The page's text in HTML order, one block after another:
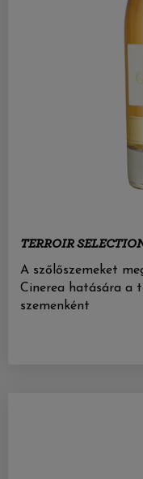
TERROIR
A szőlőszemeket
Cinerea hatására a
szemenként